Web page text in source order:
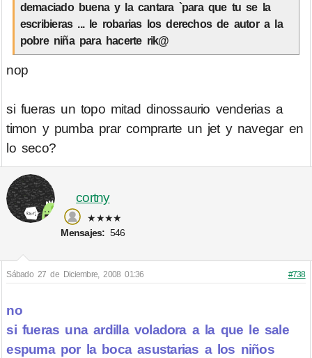
demaciado buena y la cantara `para que tu se la
escribieras ... le robarias los derechos de autor a la
pobre niña para hacerte rik@
nop
si fueras un topo mitad dinossaurio venderias a
timon y pumba prar comprarte un jet y navegar en
lo seco?
cortny
★★★★
Mensajes: 546
Sábado 27 de Diciembre, 2008 01:36 #738
no
si fueras una ardilla voladora a la que le sale
espuma por la boca asustarias a los niños